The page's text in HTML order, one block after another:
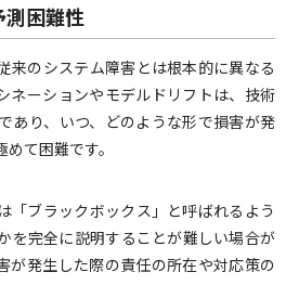
困難性
来のシステム障害とは根本的に異なる
ネーションやモデルドリフトは、技術
あり、いつ、どのような形で損害が発
て困難です。
「ブラックボックス」と呼ばれるよう
を完全に説明することが難しい場合が
が発生した際の責任の所在や対応策の